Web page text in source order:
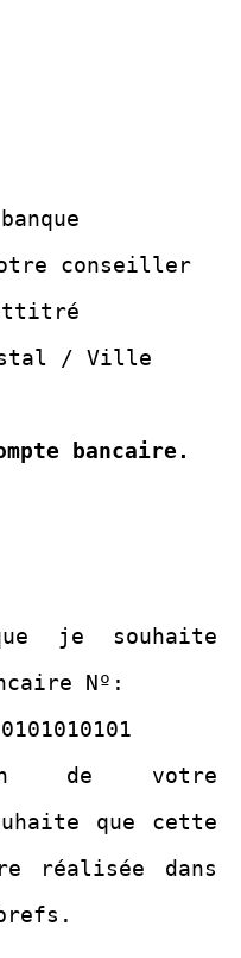
conseiller
/ Ville
bancaire.
je souhaite
Nº:
de votre
que cette
réalisée dans